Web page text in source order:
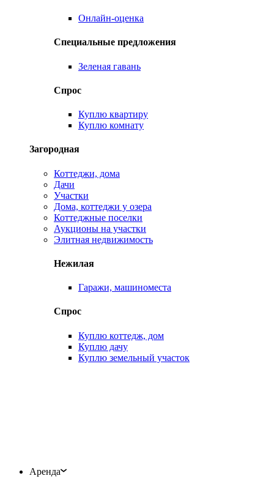
Онлайн-оценка
Специальные предложения
Зеленая гавань
Спрос
Куплю квартиру
Куплю комнату
Загородная
Коттеджи, дома
Дачи
Участки
Дома, коттеджи у озера
Коттеджные поселки
Аукционы на участки
Элитная недвижимость
Нежилая
Гаражи, машиноместа
Спрос
Куплю коттедж, дом
Куплю дачу
Куплю земельный участок
Аренда